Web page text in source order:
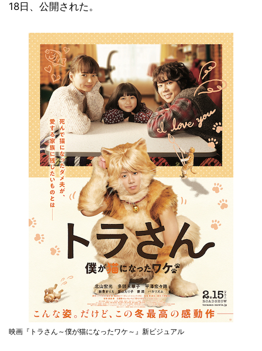
18日、公開された。
映画『トラさん～僕が猫になったワケ～』新ビジュアル